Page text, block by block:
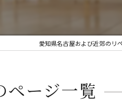
愛知県名古屋および近郊のリ
ページ一覧